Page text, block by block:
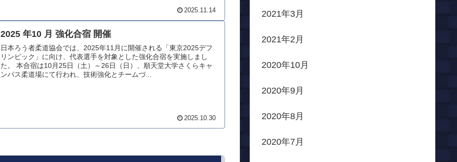
2025.11.14
2025 年10 月 強化合宿 開催
日本ろう者柔道協会では、2025年11月に開催される「東京2025デフ
リンピック」に向け、代表選手を対象とした強化合宿を実施しまし
た。 本合宿は10月25日（土）～26日（日）、順天堂大学さくらキャ
ンパス柔道場にて行われ、技術強化とチームづ...
2025.10.30
2021年3月
2021年2月
2020年10月
2020年9月
2020年8月
2020年7月